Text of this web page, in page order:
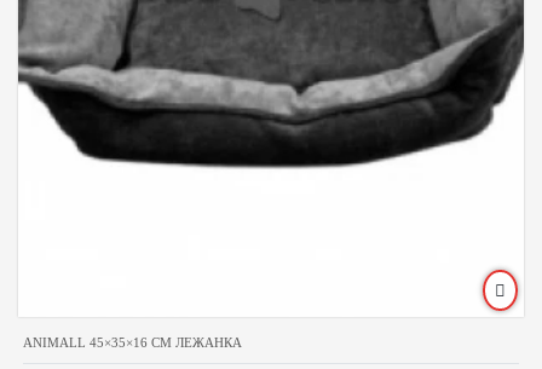
ANIMALL 45×35×16 CM ЛЕЖАНКА